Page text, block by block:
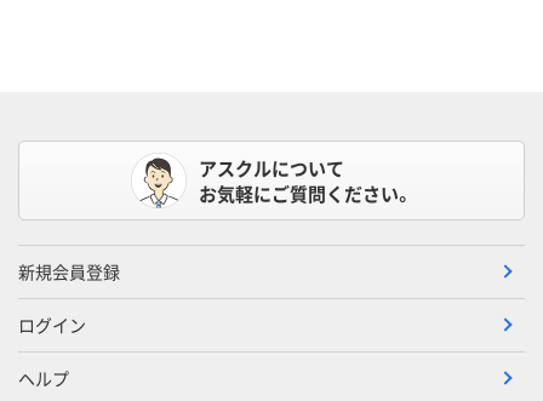
アスクルについて
お気軽にご質問ください。
新規会員登録
ログイン
ヘルプ